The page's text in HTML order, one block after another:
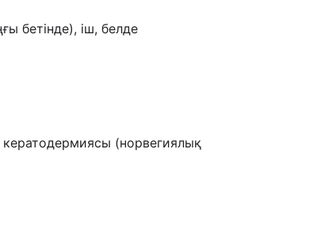
бетінде), іш, белде
(норвегиялық